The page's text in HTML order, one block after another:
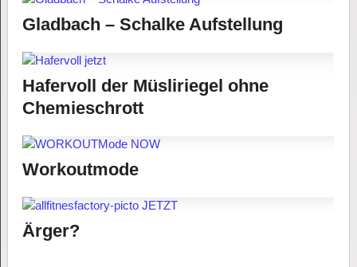
Gladbach – Schalke Aufstellung
Hafervoll der Müsliriegel ohne
Chemieschrott
Workoutmode
Ärger?